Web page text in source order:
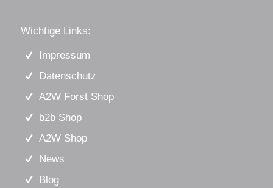
Wichtige Links:
Impressum
Datenschutz
A2W Forst Shop
b2b Shop
A2W Shop
News
Blog